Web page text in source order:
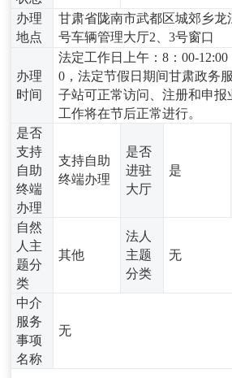
办理
地点
甘肃省陇南市武都区城郊乡龙
号车辆管理大厅2、3号窗口
办理
时间
法定工作日上午：8：00-12:00
0，法定节假日期间甘肃政务
子站可正常访问、注册和申
工作将在节后正常进行。
是否
支持
自助
终端
办理
支持自助
终端办理
是否
进驻
大厅
是
自然
人主
题分
类
其他
法人
主题
分类
无
中介
服务
事项
名称
无